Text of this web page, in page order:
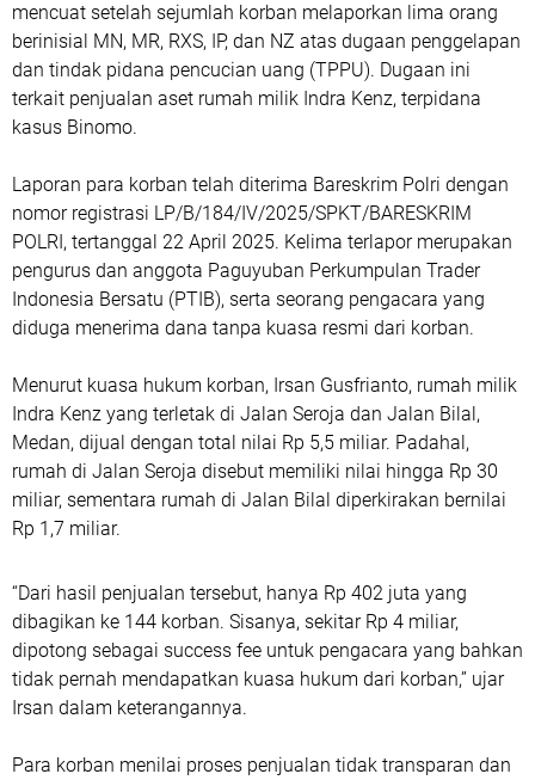
mencuat setelah sejumlah korban melaporkan lima orang
berinisial MN, MR, RXS, IP, dan NZ atas dugaan penggelapan
dan tindak pidana pencucian uang (TPPU). Dugaan ini
terkait penjualan aset rumah milik Indra Kenz, terpidana
kasus Binomo.
Laporan para korban telah diterima Bareskrim Polri dengan
nomor registrasi LP/B/184/IV/2025/SPKT/BARESKRIM
POLRI, tertanggal 22 April 2025. Kelima terlapor merupakan
pengurus dan anggota Paguyuban Perkumpulan Trader
Indonesia Bersatu (PTIB), serta seorang pengacara yang
diduga menerima dana tanpa kuasa resmi dari korban.
Menurut kuasa hukum korban, Irsan Gusfrianto, rumah milik
Indra Kenz yang terletak di Jalan Seroja dan Jalan Bilal,
Medan, dijual dengan total nilai Rp 5,5 miliar. Padahal,
rumah di Jalan Seroja disebut memiliki nilai hingga Rp 30
miliar, sementara rumah di Jalan Bilal diperkirakan bernilai
Rp 1,7 miliar.
“Dari hasil penjualan tersebut, hanya Rp 402 juta yang
dibagikan ke 144 korban. Sisanya, sekitar Rp 4 miliar,
dipotong sebagai success fee untuk pengacara yang bahkan
tidak pernah mendapatkan kuasa hukum dari korban,” ujar
Irsan dalam keterangannya.
Para korban menilai proses penjualan tidak transparan dan